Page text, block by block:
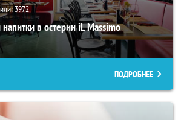
3972
в остерии iL Massimo
ПОДРОБНЕЕ